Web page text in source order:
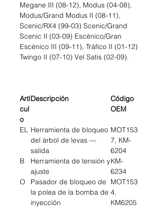
Megane III (08-12), Modus (04-08),
Modus/Grand Modus II (08-11),
Scenic/RX4 (99-03) Scenic/Grand
Scenic II (03-09) Escénico/Gran
Escénico III (09-11), Tráfico II (01-12)
Twingo II (07-10) Vel Satis (02-09).
Artí
cul
o
Descripción
Código
OEM
EL Herramienta de bloqueo
del árbol de levas —
salida
MOT153
7, KM-
6204
B
Herramienta de tensión y
ajuste
KM-
6234
O
Pasador de bloqueo de
la polea de la bomba de
inyección
MOT153
4,
KM6205